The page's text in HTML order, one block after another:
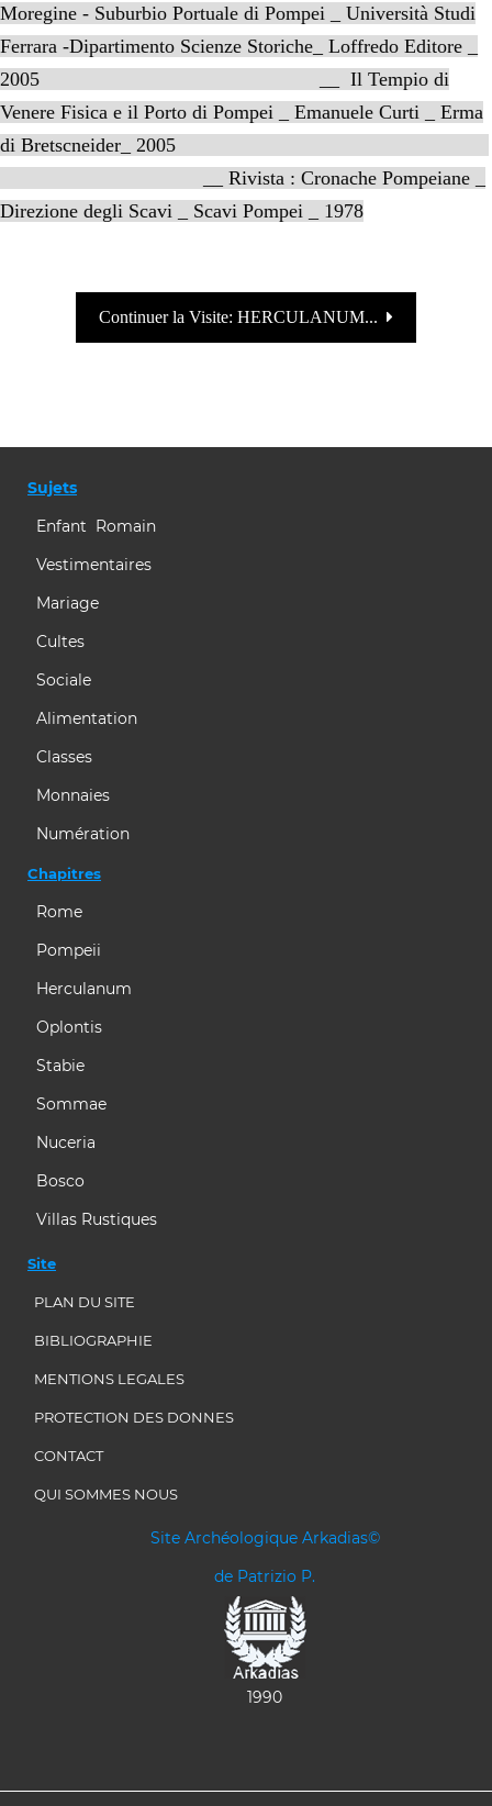
Moregine - Suburbio Portuale di Pompei _ Università Studi
Ferrara -Dipartimento Scienze Storiche_ Loffredo Editore _
2005 __ Il Tempio di
Venere Fisica e il Porto di Pompei _ Emanuele Curti _ Erma
di Bretscneider_ 2005
__ Rivista : Cronache Pompeiane _
Direzione degli Scavi _ Scavi Pompei _ 1978
Continuer la Visite: HERCULANUM...
Sujets
Enfant Romain
Vestimentaires
Mariage
Cultes
Sociale
Alimentation
Classes
Monnaies
Numération
Chapitres
Rome
Pompeii
Herculanum
Oplontis
Stabie
Sommae
Nuceria
Bosco
Villas Rustiques
Site
PLAN DU SITE
BIBLIOGRAPHIE
MENTIONS LEGALES
PROTECTION DES DONNES
CONTACT
QUI SOMMES NOUS
Site Archéologique Arkadias©
de Patrizio P.
1990